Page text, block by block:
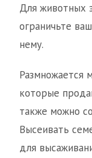
Для животных
ограничьте
нему.
Размножается
которые
также можно
Высеивать
для